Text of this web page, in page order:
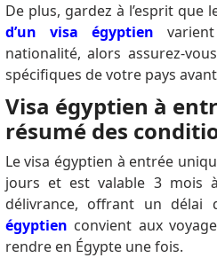
De plus, gardez à l’esprit que
d’un visa égyptien
nationalité, alors assurez-
spécifiques de votre pays
Visa égyptien à
résumé des
Le visa égyptien à entrée
jours et est valable 3 mois
délivrance, offrant un délai
égyptien convient aux
rendre en Égypte une fois.